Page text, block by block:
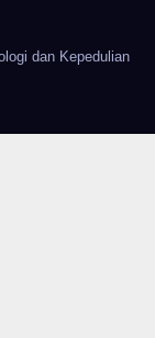
dan Kepedulian